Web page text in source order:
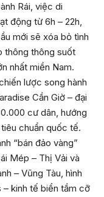
Rái, việc di
động từ 6h – 22h,
mới sẽ xóa bỏ tình
thông thông suốt
nhất miền Nam.
lược song hành
Cần Giờ – đại
cư dân, hướng
chuẩn quốc tế.
“bán đảo vàng”
Mép – Thị Vải và
– Vũng Tàu, hình
kinh tế biển tầm cỡ